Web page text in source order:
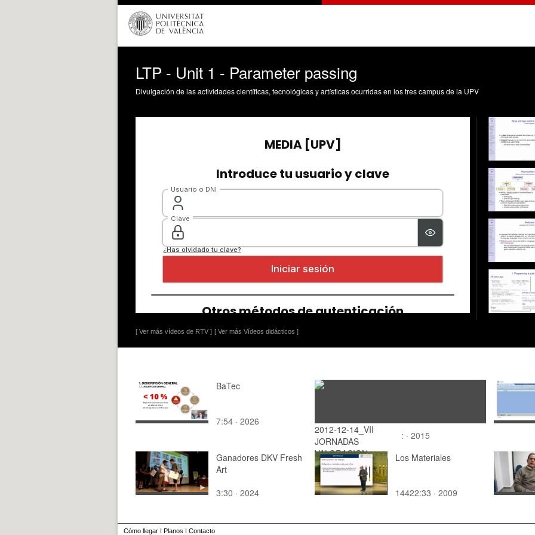
LTP - Unit 1 - Parameter passing
Divulgación de las actividades científicas, tecnológicas y artísticas ocurridas en los tres campus de la UPV
[ Ver más vídeos de RTV ] [ Ver más Vídeos didácticos ]
BaTec
7:54 · 2026
2012-12-14_VII
JORNADAS
VALORACION
FUNCIONAL 2
: · 2015
Ganadores DKV Fresh
Art
3:30 · 2024
Los Materiales
14422:33 · 2009
Cómo llegar I Planos I Contacto